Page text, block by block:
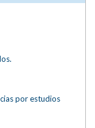
por estudios